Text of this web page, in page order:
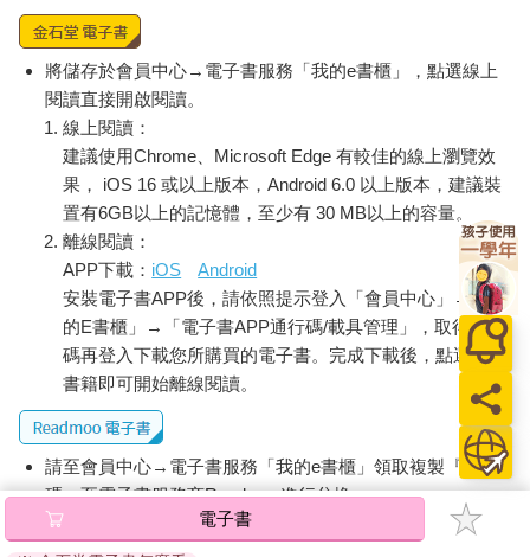
將儲存於會員中心→電子書服務「我的e書櫃」，點選線上
閱讀直接開啟閱讀。
線上閱讀：
建議使用Chrome、Microsoft Edge 有較佳的線上瀏覽效
果， iOS 16 或以上版本，Android 6.0 以上版本，建議裝
置有6GB以上的記憶體，至少有 30 MB以上的容量。
離線閱讀：
APP下載： iOS
Android
安裝電子書APP後，請依照提示登入「會員中心」→「我
的E書櫃」→「電子書APP通行碼/載具管理」，取得通行
碼再登入下載您所購買的電子書。完成下載後，點選任一
書籍即可開始離線閱讀。
請至會員中心→電子書服務「我的e書櫃」領取複製『兌換
碼』至電子書服務商Readmoo進行兌換。
退換貨須知：
電子書